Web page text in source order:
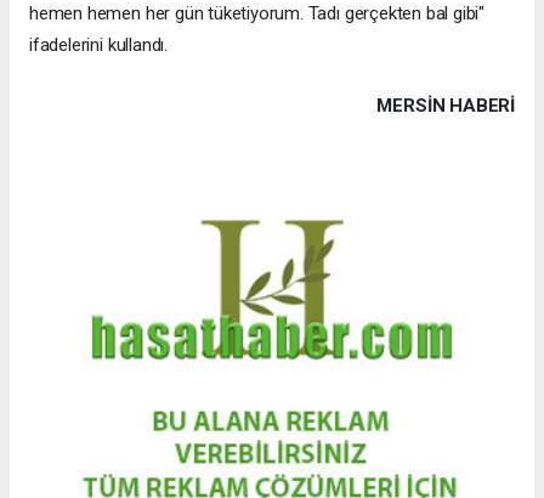
hemen hemen her gün tüketiyorum. Tadı gerçekten bal gibi"
ifadelerini kullandı.
MERSIN HABERİ